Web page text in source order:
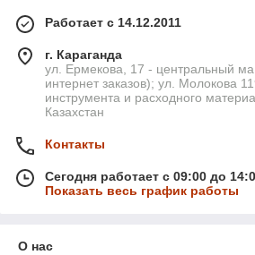
Работает с 14.12.2011
г. Караганда
ул. Ермекова, 17 - центральный
интернет заказов); ул. Молокова
инструмента и расходного
Казахстан
Контакты
Сегодня работает с 09:00 до
Показать весь график работы
О нас